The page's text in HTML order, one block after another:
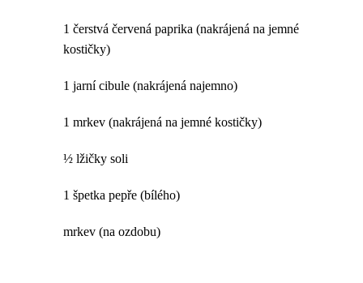
1 čerstvá červená paprika (nakrájená na jemné
kostičky)
1 jarní cibule (nakrájená najemno)
1 mrkev (nakrájená na jemné kostičky)
½ lžičky soli
1 špetka pepře (bílého)
mrkev (na ozdobu)